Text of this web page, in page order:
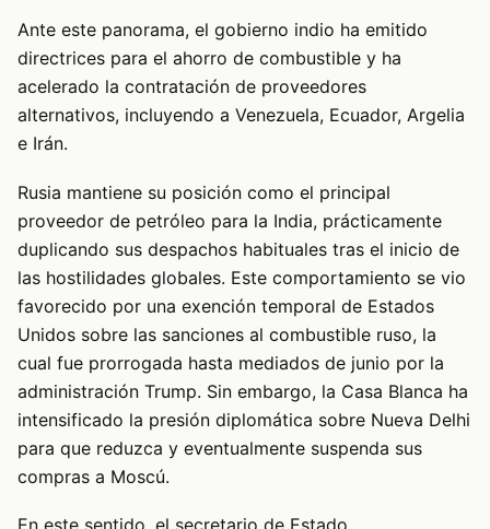
Ante este panorama, el gobierno indio ha emitido
directrices para el ahorro de combustible y ha
acelerado la contratación de proveedores
alternativos, incluyendo a Venezuela, Ecuador, Argelia
e Irán.
Rusia mantiene su posición como el principal
proveedor de petróleo para la India, prácticamente
duplicando sus despachos habituales tras el inicio de
las hostilidades globales. Este comportamiento se vio
favorecido por una exención temporal de Estados
Unidos sobre las sanciones al combustible ruso, la
cual fue prorrogada hasta mediados de junio por la
administración Trump. Sin embargo, la Casa Blanca ha
intensificado la presión diplomática sobre Nueva Delhi
para que reduzca y eventualmente suspenda sus
compras a Moscú.